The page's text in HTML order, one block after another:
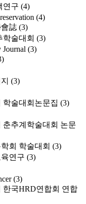
연구 (4)
(4)
誌 (3)
술대회 (3)
Journal (3)
(3)
학술대회논문집 (3)
춘추계학술대회 논문
회 학술대회 (3)
연구 (3)
(3)
한국HRD연합회 연합